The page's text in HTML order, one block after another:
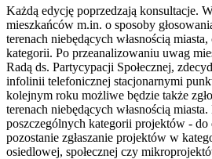
Każdą edycję poprzedzają konsultacje.
mieszkańców m.in. o sposoby
terenach niebędących własnością
kategorii. Po przeanalizowaniu uwag
Radą ds. Partycypacji Społecznej,
infolinii telefonicznej stacjonarnymi
kolejnym roku możliwe będzie także
terenach niebędących własnością
poszczególnych kategorii projektów - do
pozostanie zgłaszanie projektów w
osiedlowej, społecznej czy